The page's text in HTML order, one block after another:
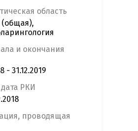
область
(общая),
и окончания
- 31.12.2019
РКИ
проводящая